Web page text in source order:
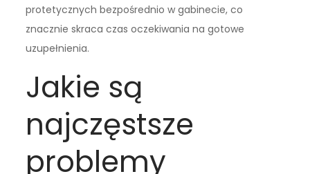
protetycznych bezpośrednio w gabinecie, co
znacznie skraca czas oczekiwania na gotowe
uzupełnienia.
Jakie są
najczęstsze
problemy